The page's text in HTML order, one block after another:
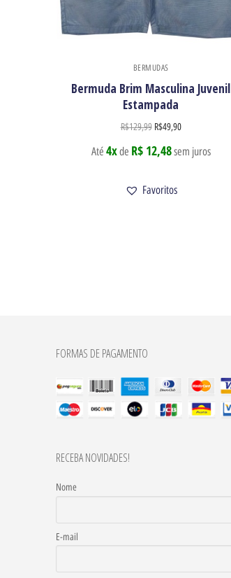
BERMUDAS
Bermuda Brim Masculina Juvenil
Estampada
R$129,99 R$49,90
Até 4xde R$ 12,48sem juros
Favoritos
FORMAS DE PAGAMENTO
RECEBA NOVIDADES!
Nome
E-mail